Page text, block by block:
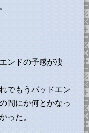
ンドの予感が凄
でもうバッドエン
間にか何とかなっ
った。